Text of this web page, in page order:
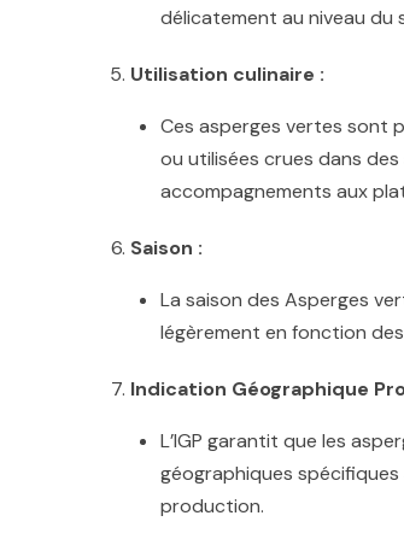
délicatement au niveau du
Utilisation culinaire :
Ces asperges vertes sont
ou utilisées crues dans
accompagnements aux
Saison :
La saison des Asperges
légèrement en fonction
Indication Géographique
L’IGP garantit que les
géographiques
production.